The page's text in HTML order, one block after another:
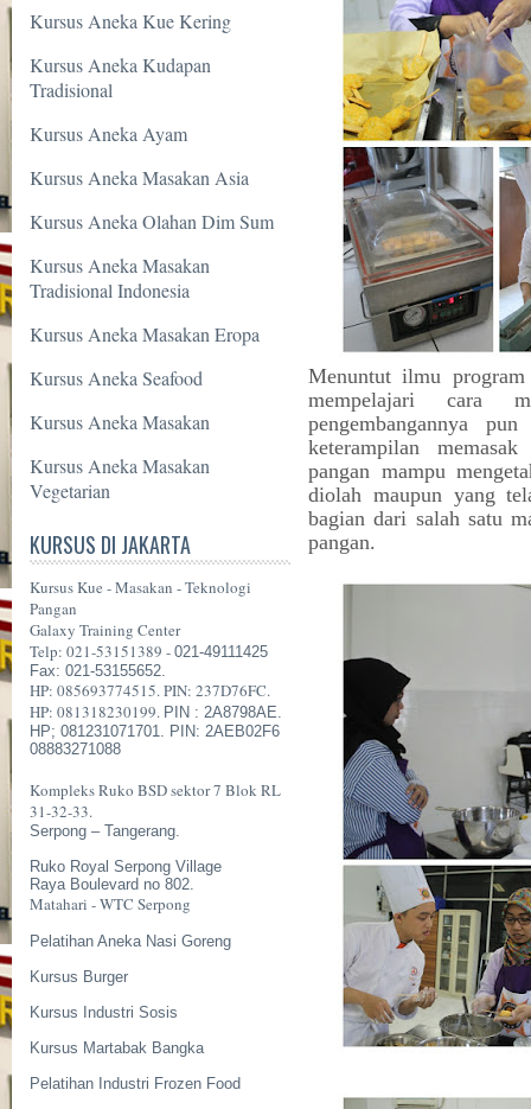
Kursus Aneka Kue Kering
Kursus Aneka Kudapan
Tradisional
Kursus Aneka Ayam
Kursus Aneka Masakan Asia
Kursus Aneka Olahan Dim Sum
Kursus Aneka Masakan
Tradisional Indonesia
Kursus Aneka Masakan Eropa
Kursus Aneka Seafood
Kursus Aneka Masakan
Kursus Aneka Masakan
Vegetarian
KURSUS DI JAKARTA
Kursus Kue - Masakan - Teknologi
Pangan
Galaxy Training Center
Telp: 021-53151389 - 021-49111425
Fax: 021-53155652.
HP: 085693774515. PIN: 237D76FC.
HP: 081318230199. PIN : 2A8798AE.
HP; 081231071701. PIN: 2AEB02F6
08883271088
Kompleks Ruko BSD sektor 7 Blok RL
31-32-33.
Serpong – Tangerang.
Ruko Royal Serpong Village
Raya Boulevard no 802.
Matahari - WTC Serpong
Pelatihan Aneka Nasi Goreng
Kursus Burger
Kursus Industri Sosis
Kursus Martabak Bangka
Pelatihan Industri Frozen Food
Menuntut ilmu
mempelajari cara
pengembangannya
keterampilan
pangan mampu
diolah maupun yang
bagian dari salah satu
pangan.